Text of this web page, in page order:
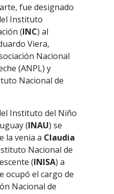
fue designado
Instituto
(INC) al
Viera,
Nacional
(ANPL) y
Nacional de
Instituto del Niño
(INAU) se
la venia a Claudia
Nacional de
(INISA) a
ocupó el cargo de
Nacional de